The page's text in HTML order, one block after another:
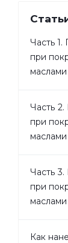
Часть
при
маслами
Часть
при
маслами
Часть
при
маслами
Как